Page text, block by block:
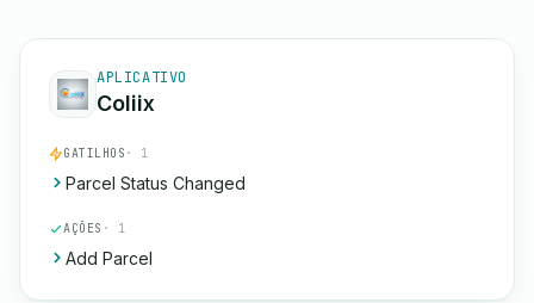
APLICATIVO
Coliix
GATILHOS · 1
Parcel Status Changed
AÇÕES · 1
Add Parcel